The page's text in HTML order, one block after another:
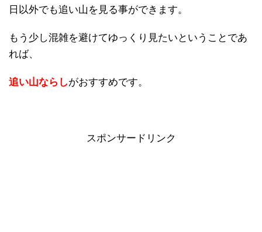
日以外でも追い山を見る事ができます。
もう少し混雑を避けてゆっくり見たいということであ
れば、
追い山ならしがおすすめです。
スポンサードリンク